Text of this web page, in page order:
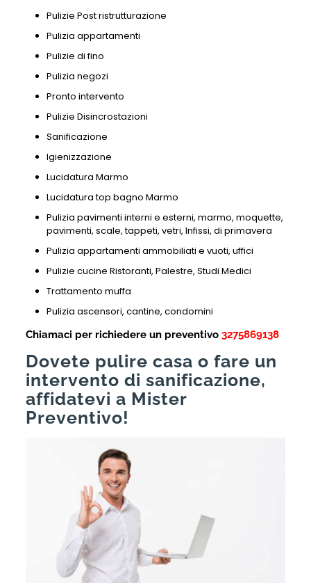
Pulizie Post ristrutturazione
Pulizia appartamenti
Pulizie di fino
Pulizia negozi
Pronto intervento
Pulizie Disincrostazioni
Sanificazione
Igienizzazione
Lucidatura Marmo
Lucidatura top bagno Marmo
Pulizia pavimenti interni e esterni, marmo, moquette,
pavimenti, scale, tappeti, vetri, Infissi, di primavera
Pulizia appartamenti ammobiliati e vuoti, uffici
Pulizie cucine Ristoranti, Palestre, Studi Medici
Trattamento muffa
Pulizia ascensori, cantine, condomini
Chiamaci per richiedere un preventivo 3275869138
Dovete pulire casa o fare un
intervento di sanificazione,
affidatevi a Mister
Preventivo!